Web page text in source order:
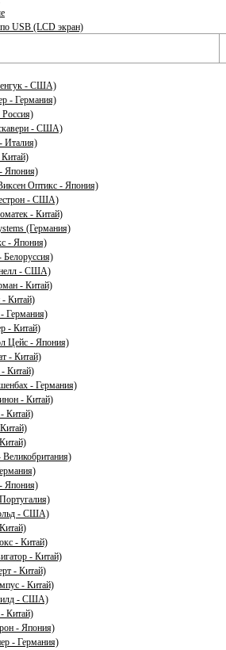
USB (LCD экран)
- США)
- Германия)
- США)
Италия)
Япония)
Оптикс - Япония)
- США)
- Китай)
(Германия)
- Япония)
- США)
- Китай)
Китай)
Германия)
- Китай)
Цейс - Япония)
- Китай)
Китай)
- Германия)
- Китай)
Китай)
Япония)
- США)
- Китай)
- Китай)
- Китай)
- Китай)
- США)
Китай)
- Япония)
- Германия)